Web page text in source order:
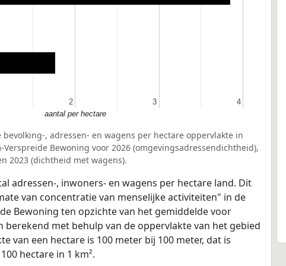
2
2 3
3 4
4
aantal per hectare
, adressen- en wagens per hectare oppervlakte in
Bewoning voor 2026 (omgevingsadressendichtheid),
2023 (dichtheid met wagens).
adressen-, inwoners- en wagens per hectare land. Dit
van concentratie van menselijke activiteiten" in de
Bewoning ten opzichte van het gemiddelde voor
berekend met behulp van de oppervlakte van het gebied
van een hectare is 100 meter bij 100 meter, dat is
hectare in 1 km².